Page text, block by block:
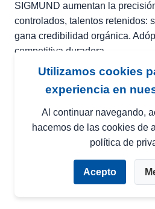
Utilizamos cookies
experiencia en
Al continuar navegando,
hacemos de las cookies de
política de
Acepto
SIGMUND aumentan la
controlados, talentos retenidos:
gana credibilidad orgánica.
competitiva duradera.
Punto clave:SIGMUND
un 20-30% midiendo la
de los CVs.
Descubra las pruebas
sus evaluaciones de RRHH.